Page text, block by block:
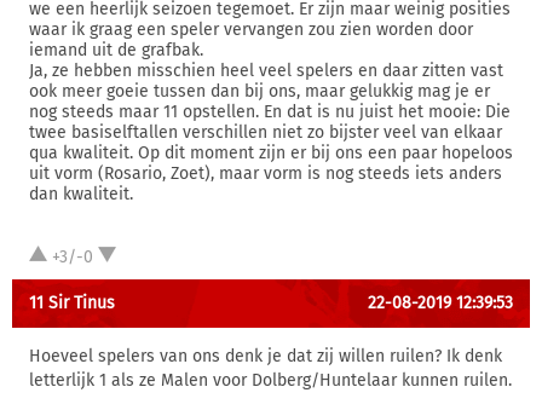
we een heerlijk seizoen tegemoet. Er zijn maar weinig posities
waar ik graag een speler vervangen zou zien worden door
iemand uit de grafbak.
Ja, ze hebben misschien heel veel spelers en daar zitten vast
ook meer goeie tussen dan bij ons, maar gelukkig mag je er
nog steeds maar 11 opstellen. En dat is nu juist het mooie: Die
twee basiselftallen verschillen niet zo bijster veel van elkaar
qua kwaliteit. Op dit moment zijn er bij ons een paar hopeloos
uit vorm (Rosario, Zoet), maar vorm is nog steeds iets anders
dan kwaliteit.
+3/-0
11 Sir Tinus 22-08-2019 12:39:53
Hoeveel spelers van ons denk je dat zij willen ruilen? Ik denk
letterlijk 1 als ze Malen voor Dolberg/Huntelaar kunnen ruilen.